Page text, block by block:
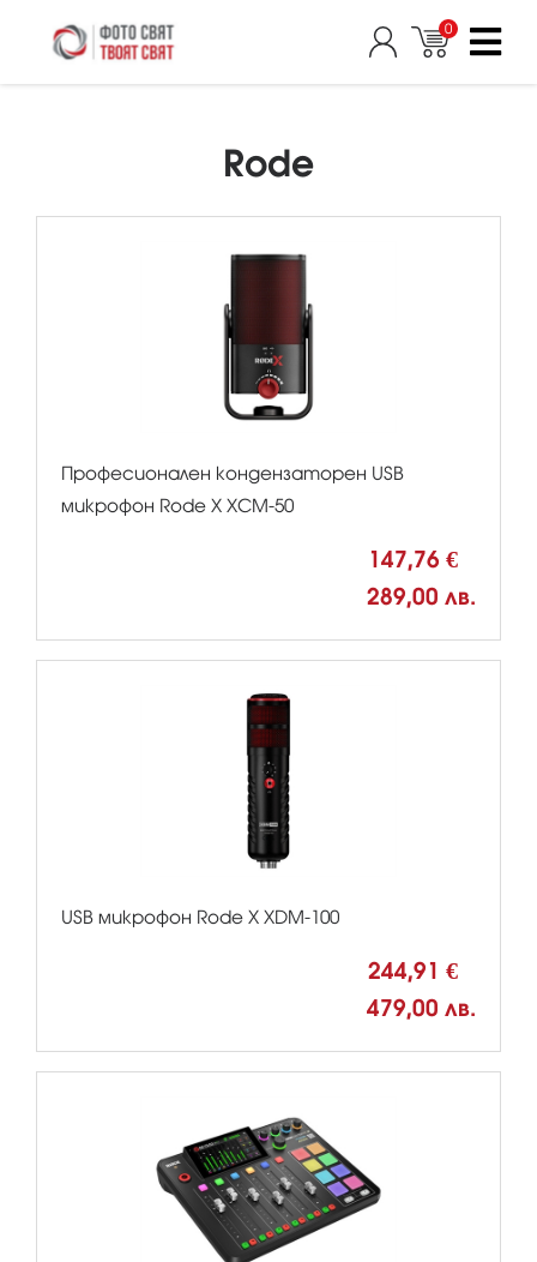
0
Rode
Професионален кондензаторен USB
микрофон Rode X XCM-50
147,76 €
289,00 лв.
USB микрофон Rode X XDM-100
244,91 €
479,00 лв.